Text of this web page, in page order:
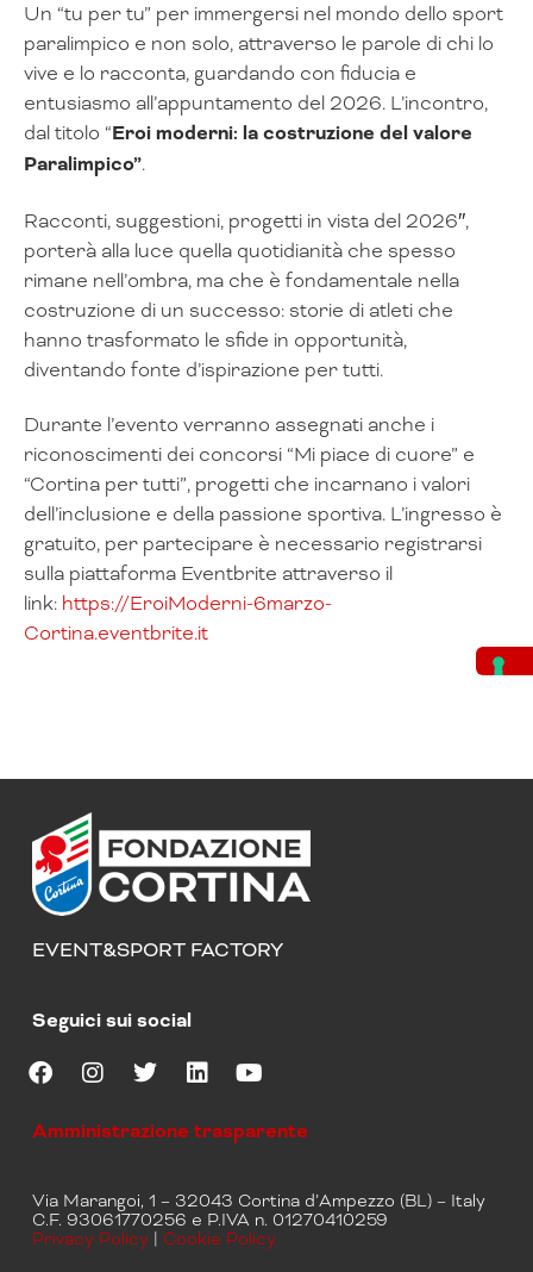
Un “tu per tu” per immergersi nel mondo dello sport
paralimpico e non solo, attraverso le parole di chi lo
vive e lo racconta, guardando con fiducia e
entusiasmo all’appuntamento del 2026. L’incontro,
dal titolo “Eroi moderni: la costruzione del valore
Paralimpico”.
Racconti, suggestioni, progetti in vista del 2026″,
porterà alla luce quella quotidianità che spesso
rimane nell’ombra, ma che è fondamentale nella
costruzione di un successo: storie di atleti che
hanno trasformato le sfide in opportunità,
diventando fonte d’ispirazione per tutti.
Durante l’evento verranno assegnati anche i
riconoscimenti dei concorsi “Mi piace di cuore” e
“Cortina per tutti”, progetti che incarnano i valori
dell’inclusione e della passione sportiva. L’ingresso è
gratuito, per partecipare è necessario registrarsi
sulla piattaforma Eventbrite attraverso il
link: https://EroiModerni-6marzo-
Cortina.eventbrite.it
EVENT&SPORT FACTORY
Seguici sui social
F
c
o
o
I
s
g
r
i
e
r
L
n
d
i
u
b
e
Amministrazione trasparente
Via Marangoi, 1 – 32043 Cortina d’Ampezzo (BL) – Italy
C.F. 93061770256 e P.IVA n. 01270410259
Privacy Policy | Cookie Policy